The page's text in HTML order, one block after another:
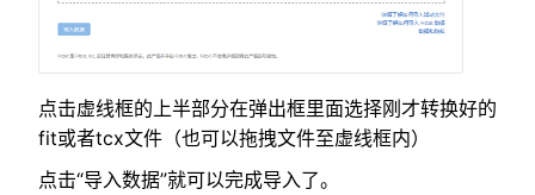
点击虚线框的上半部分在弹出框里面选择刚才转换好的
fit或者tcx文件（也可以拖拽文件至虚线框内）
点击“导入数据”就可以完成导入了。